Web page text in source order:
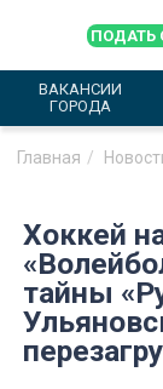
ПОДАТЬ
ВАКАНСИИ
ГОРОДА
Главная
Хоккей
тайны